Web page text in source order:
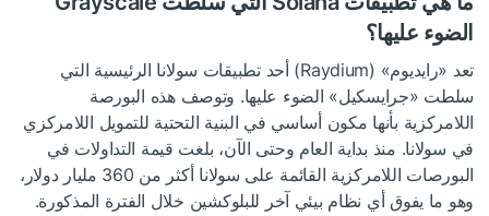
الضوء عليها؟
تعد «رايديوم» (Raydium) أحد تطبيقات سولانا الرئيسية التي
سلطت «جرايسكيل» الضوء عليها. وتوصف هذه البورصة
اللامركزية بأنها مكون أساسي في البنية التحتية للتمويل اللامركزي
في سولانا. منذ بداية العام وحتى الآن، بلغت قيمة التداولات في
البورصات اللامركزية القائمة على سولانا أكثر من 360 مليار دولار،
وهو ما يفوق أي نظام بيئي آخر للبلوكشين خلال الفترة المذكورة.